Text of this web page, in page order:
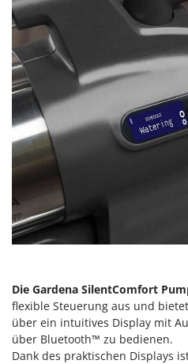
Wasserpumpen für
Wein- und Obstpressen
Wein- und
Weitere Produkte
Wiesenwalzen für
Wippsägen
Wurstfüller
Z
Zerstäuber
Zinkeneggen
Zubehör für
L
Laica
Lampacrescia - MGM
Landxcape
LAR Casalinghi
Lavor
Linea VZ
Lisam
Lotusgrill
M
M.A.I.BO.
Makita
MAMMAMIA
Marcato
Die Gardena SilentComfort
flexible Steuerung aus und
über ein intuitives Display mit
über Bluetooth™ zu bedienen.
Dank des praktischen Displays